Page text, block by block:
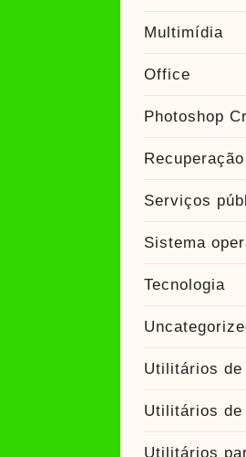
Multimídia
Office
Photoshop
Serviços
Sistema
Tecnologia
Utilitários de
Utilitários de
Utilitários